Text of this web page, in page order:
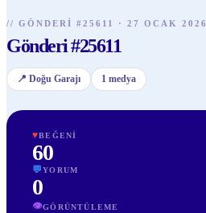
// GÖNDERI #25611 · 27 OCAK 2026
Gönderi #25611
📍 Doğu Garajı 1 medya
♥BEĞENI
60
💬YORUM
0
👁GÖRÜNTÜLEME